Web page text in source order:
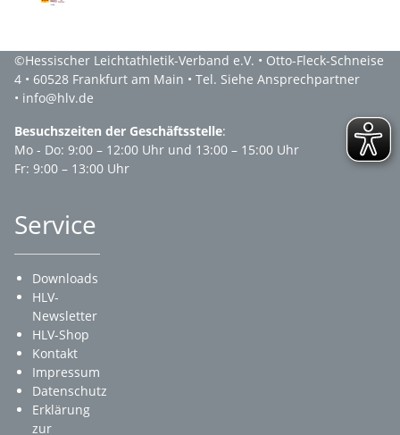
©Hessischer Leichtathletik-Verband e.V. • Otto-Fleck-Schneise
4 • 60528 Frankfurt am Main • Tel. Siehe Ansprechpartner
• info@hlv.de
Besuchszeiten der Geschäftsstelle:
Mo - Do: 9:00 – 12:00 Uhr und 13:00 – 15:00 Uhr
Fr: 9:00 – 13:00 Uhr
Service
Downloads
HLV-
Newsletter
HLV-Shop
Kontakt
Impressum
Datenschutz
Erklärung
zur